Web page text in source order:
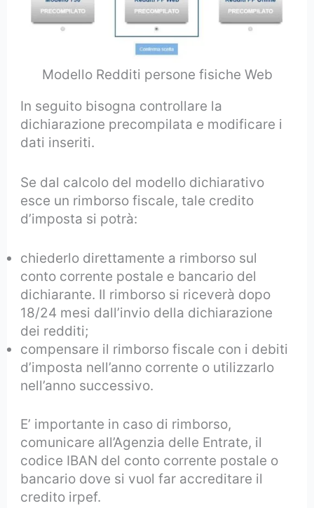
Modello Redditi persone fisiche Web
In seguito bisogna controllare la
dichiarazione precompilata e modificare i
dati inseriti.
Se dal calcolo del modello dichiarativo
esce un rimborso fiscale, tale credito
d’imposta si potrà:
chiederlo direttamente a rimborso sul
conto corrente postale e bancario del
dichiarante. Il rimborso si riceverà dopo
18/24 mesi dall’invio della dichiarazione
dei redditi;
compensare il rimborso fiscale con i debiti
d’imposta nell’anno corrente o utilizzarlo
nell’anno successivo.
E’ importante in caso di rimborso,
comunicare all’Agenzia delle Entrate, il
codice IBAN del conto corrente postale o
bancario dove si vuol far accreditare il
credito irpef.